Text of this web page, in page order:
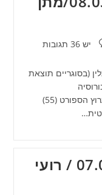
יש 36 תגובות
(בסוגריים תוצאת
*המלצת צפייה*21:45 בורוסיה
דורטמונד–בנפיקה ליסבון (1:0) – שידור בערוץ הספורט (55)
אירועי דיומא: 07.03.2017 / רועי